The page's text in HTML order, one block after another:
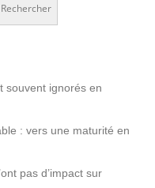
Rechercher
souvent ignorés en
: vers une maturité en
pas d’impact sur